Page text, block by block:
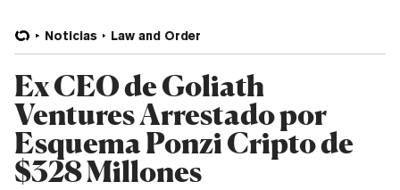
Noticias Law and Order
Ex CEO de Goliath
Ventures Arrestado por
Esquema Ponzi Cripto de
$328 Millones